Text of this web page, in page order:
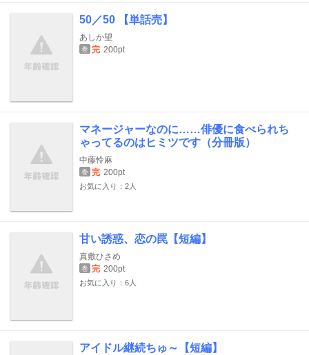
50／50 【単話売】
あしか望
巻 完 200pt
マネージャーなのに……俳優に食べられち
ゃってるのはヒミツです（分冊版）
中藤怜麻
巻 完 200pt
お気に入り：2人
甘い誘惑、恋の罠【短編】
真敷ひさめ
巻 完 200pt
お気に入り：6人
アイドル継続ちゅ～【短編】